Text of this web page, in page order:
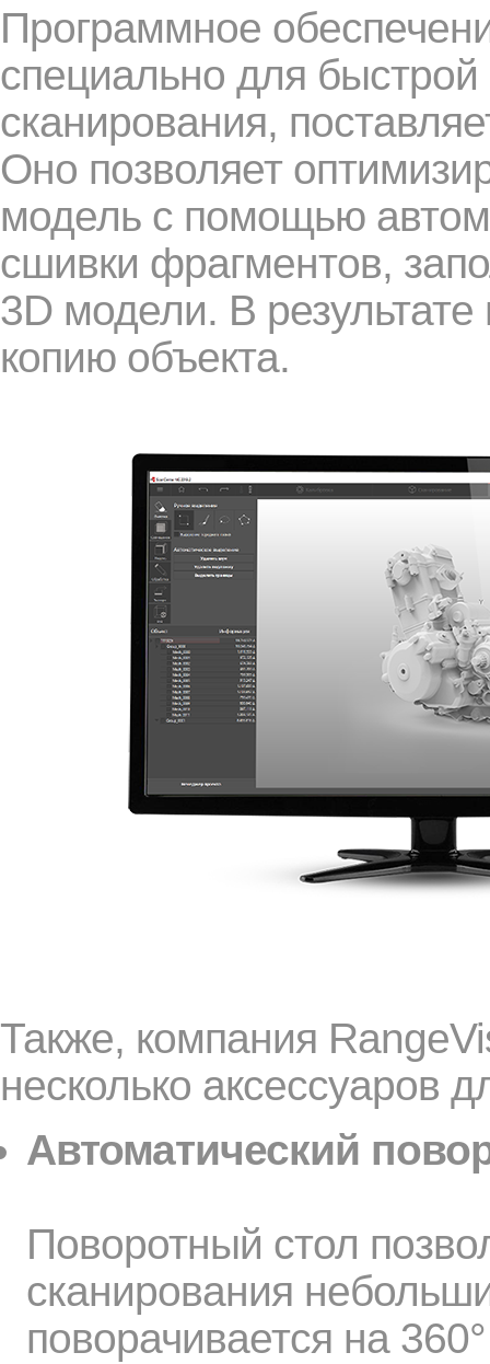
Программное
специально для быстрой
сканирования,
Оно позволяет
модель с помощью
сшивки фрагментов,
3D модели. В
копию объекта.
Также, компания
несколько аксессуаров
Автоматический
Поворотный стол
сканирования
поворачивается на